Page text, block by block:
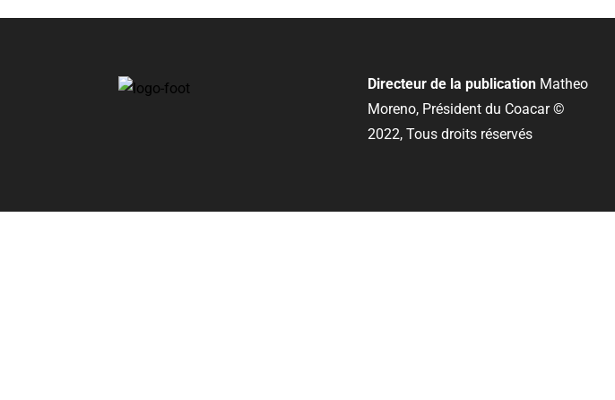
Directeur de la publicationMatheo
Moreno, Président du Coacar ©
2022, Tous droits réservés